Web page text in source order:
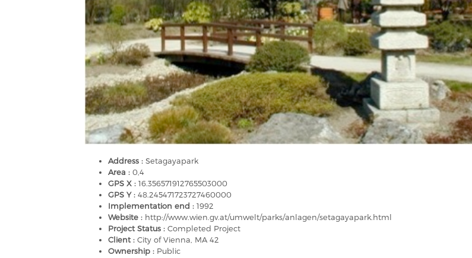
Address : Setagayapark
Area : 0,4
GPS X : 16.356571912765503000
GPS Y : 48.245471723727460000
Implementation end : 1992
Website : http://www.wien.gv.at/umwelt/parks/anlagen/setagayapark.html
Project Status : Completed Project
Client : City of Vienna, MA 42
Ownership : Public